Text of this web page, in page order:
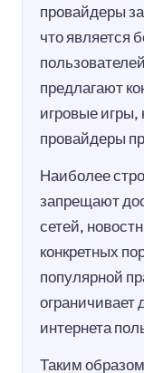
провайдеры
что является
предлагают
игровые игры,
провайдеры
Наиболее
запрещают
сетей,
конкретных
популярной
ограничивает
интернета
Таким